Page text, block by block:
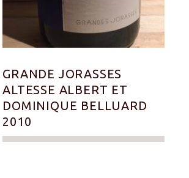
GRANDE JORASSES
ALTESSE ALBERT ET
DOMINIQUE BELLUARD
2010